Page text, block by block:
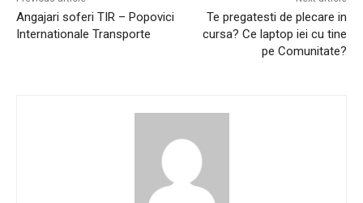
Angajari soferi TIR – Popovici
Internationale Transporte
Te pregatesti de plecare in
cursa? Ce laptop iei cu tine
pe Comunitate?